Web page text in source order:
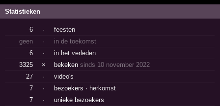
Statistieken
6 ·
feesten
geen
·
in de toekomst
6
·
in het verleden
3325
× bekekensinds 10 november 2022
27
·
video's
7
· bezoekers · herkomst
7
·
unieke bezoekers